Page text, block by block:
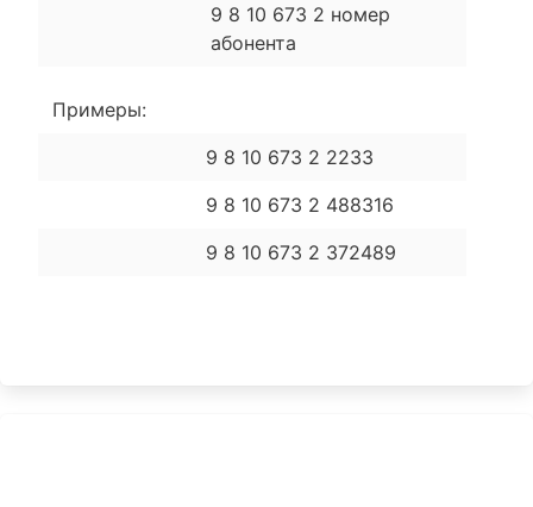
9 8 10 673 2 номер
абонента
Примеры:
9 8 10 673 2 2233
9 8 10 673 2 488316
9 8 10 673 2 372489